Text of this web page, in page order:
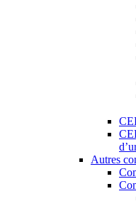
Autres